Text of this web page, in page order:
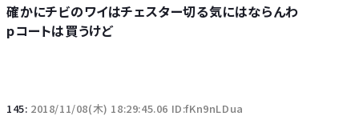
確かにチビのワイはチェスター切る気にはならんわ
pコートは買うけど
145: 2018/11/08(木) 18:29:45.06 ID:fKn9nLDua